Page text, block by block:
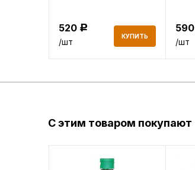
520 Р
/шт
КУПИТЬ
590
/шт
С этим товаром покупают